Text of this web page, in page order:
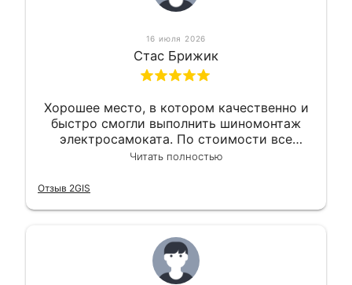
16 июля 2026
Стас Брижик
Хорошее место, в котором качественно и
быстро смогли выполнить шиномонтаж
электросамоката. По стоимости все
вышло вообще приемлемо хочу сказать.
Читать полностью
Отзыв 2GIS